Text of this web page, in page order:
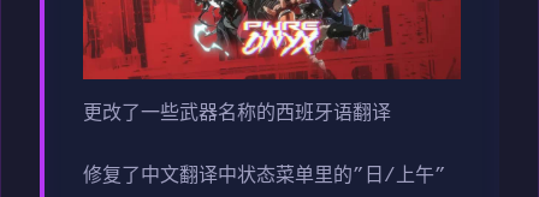
更改了一些武器名称的西班牙语翻译
修复了中文翻译中状态菜单里的”日/上午”